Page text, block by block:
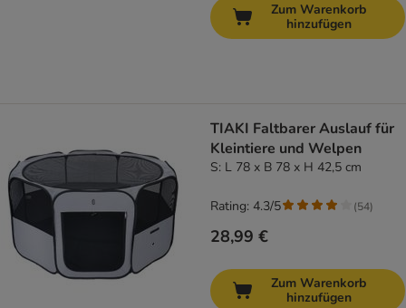
Zum Warenkorb
hinzufügen
TIAKI Faltbarer Auslauf für
Kleintiere und Welpen
S: L 78 x B 78 x H 42,5 cm
28,99 €
Rating: 4.3/5 (54)
Zum Warenkorb
hinzufügen